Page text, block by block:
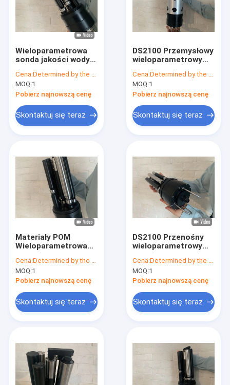
Produkty
O nas
Wieloparametrowa
sonda jakości wody
uzdatniania wody
Rs485
Cena:Determined by the number of specific orders
MOQ:1
Pobierz najnowszą cenę
Skontaktuj się teraz
DS2100 Przemysłowy
wieloparametrowy
wody RS485
Cena:Determined by the number of specific orders
MOQ:1
Pobierz najnowszą cenę
Skontaktuj się teraz
Materiały POM
Wieloparametrowa
Stężenie szlamu
sondy
Cena:Determined by the number of specific orders
MOQ:1
Pobierz najnowszą cenę
Skontaktuj się teraz
DS2100 Przenośny
wieloparametrowy
wody IP68
Cena:Determined by the number of specific orders
MOQ:1
Pobierz najnowszą cenę
Skontaktuj się teraz